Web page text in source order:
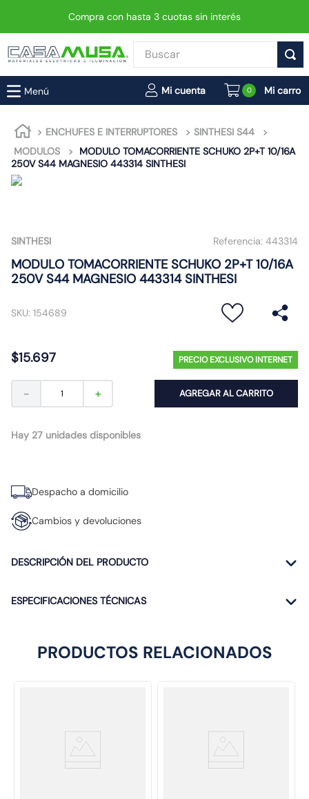
Compra con hasta 3 cuotas sin interés
Buscar
0
ENCHUFES E INTERRUPTORES
SINTHESI S44
MODULOS
MODULO TOMACORRIENTE SCHUKO 2P+T 10/16A
250V S44 MAGNESIO 443314 SINTHESI
SINTHESI Referencia: 443314
MODULO TOMACORRIENTE SCHUKO 2P+T 10/16A
250V S44 MAGNESIO 443314 SINTHESI
SKU: 154689
$15.697 PRECIO EXCLUSIVO INTERNET
＋
－ AGREGAR AL CARRITO
Hay 27 unidades disponibles
Despacho a domicilio
Cambios y devoluciones
DESCRIPCIÓN DEL PRODUCTO
ESPECIFICACIONES TÉCNICAS
PRODUCTOS RELACIONADOS
TÉRMINOS MÁS BUSCADOS
1.
enchufe
2.
interruptor
3.
foco
foco led
8.
ampolleta
proyector led